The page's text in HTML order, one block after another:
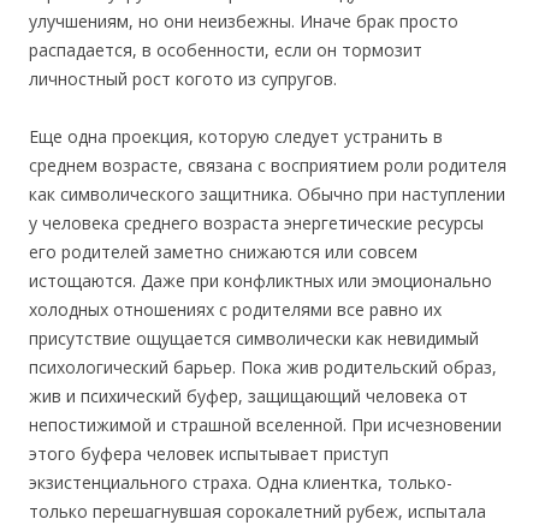
улучшениям, но они неизбежны. Иначе брак просто
распадается, в особенности, если он тормозит
личностный рост когото из супругов.
Еще одна проекция, которую следует устранить в
среднем возрасте, связана с восприятием роли родителя
как символического защитника. Обычно при наступлении
у человека среднего возраста энергетические ресурсы
его родителей заметно снижаются или совсем
истощаются. Даже при конфликтных или эмоционально
холодных отношениях с родителями все равно их
присутствие ощущается символически как невидимый
психологический барьер. Пока жив родительский образ,
жив и психический буфер, защищающий человека от
непостижимой и страшной вселенной. При исчезновении
этого буфера человек испытывает приступ
экзистенциального страха. Одна клиентка, только-
только перешагнувшая сорокалетний рубеж, испытала